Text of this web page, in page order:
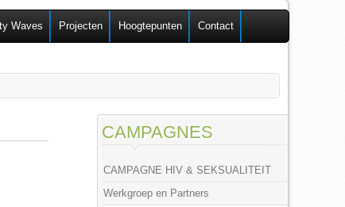
Waves Projecten Hoogtepunten Contact
CAMPAGNES
CAMPAGNE HIV & SEKSUALITEIT
Werkgroep en Partners